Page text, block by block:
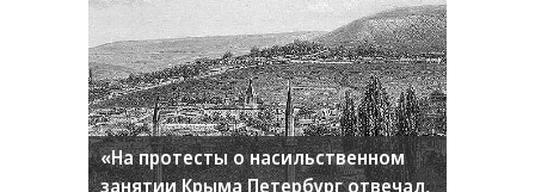
«На протесты о насильственном
занятии Крыма Петербург отвечал,